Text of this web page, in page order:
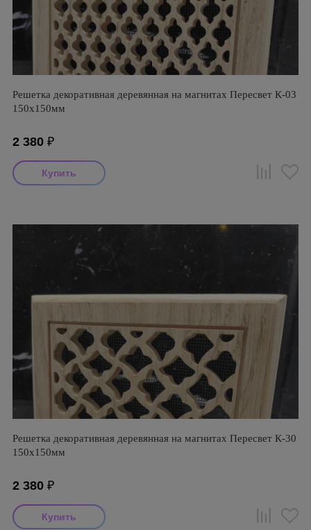
Решетка декоративная деревянная на магнитах Пересвет К-03
150х150мм
2 380 ₽
Решетка декоративная деревянная на магнитах Пересвет К-30
150х150мм
2 380 ₽